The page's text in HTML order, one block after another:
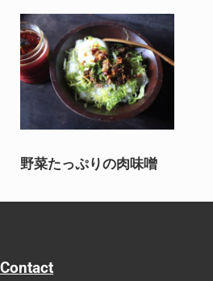
野菜たっぷりの肉味噌
Contact